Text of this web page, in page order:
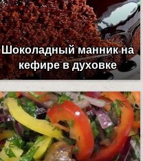
Шоколадный манник на
кефире в духовке